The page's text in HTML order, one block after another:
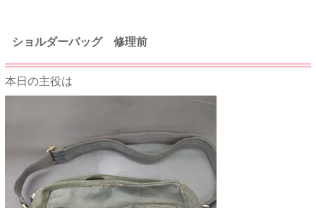
ショルダーバッグ 修理前
本日の主役は